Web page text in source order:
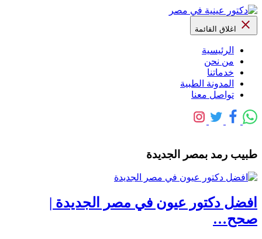
اغلاق القائمة
الرئيسية
من نحن
خدماتنا
المدونة الطبية
تواصل معنا
طبيب رمد بمصر الجديدة
افضل دكتور عيون في مصر الجديدة |
صحح…